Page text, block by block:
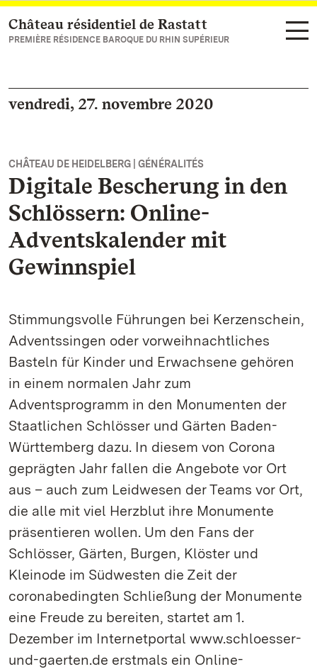
Vers la page d’accueil
Château résidentiel de Rastatt
PREMIÈRE RÉSIDENCE BAROQUE DU RHIN SUPÉRIEUR
vendredi, 27. novembre 2020
CHÂTEAU DE HEIDELBERG | GÉNÉRALITÉS
Digitale Bescherung in den
Schlössern: Online-
Adventskalender mit
Gewinnspiel
Stimmungsvolle Führungen bei Kerzenschein,
Adventssingen oder vorweihnachtliches
Basteln für Kinder und Erwachsene gehören
in einem normalen Jahr zum
Adventsprogramm in den Monumenten der
Staatlichen Schlösser und Gärten Baden-
Württemberg dazu. In diesem von Corona
geprägten Jahr fallen die Angebote vor Ort
aus – auch zum Leidwesen der Teams vor Ort,
die alle mit viel Herzblut ihre Monumente
präsentieren wollen. Um den Fans der
Schlösser, Gärten, Burgen, Klöster und
Kleinode im Südwesten die Zeit der
coronabedingten Schließung der Monumente
eine Freude zu bereiten, startet am 1.
Dezember im Internetportal www.schloesser-
und-gaerten.de erstmals ein Online-